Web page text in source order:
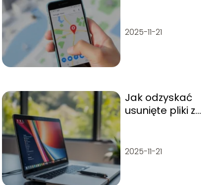
2025-11-21
Jak odzyskać
usunięte pliki z
przewodnik
2025-11-21